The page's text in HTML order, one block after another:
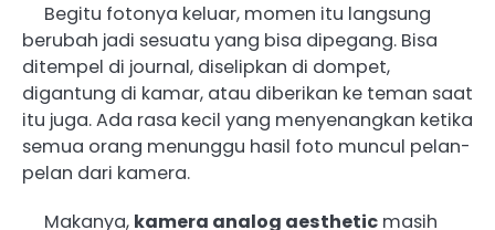
Begitu fotonya keluar, momen itu langsung
berubah jadi sesuatu yang bisa dipegang. Bisa
ditempel di journal, diselipkan di dompet,
digantung di kamar, atau diberikan ke teman saat
itu juga. Ada rasa kecil yang menyenangkan ketika
semua orang menunggu hasil foto muncul pelan-
pelan dari kamera.
Makanya, kamera analog aesthetic masih